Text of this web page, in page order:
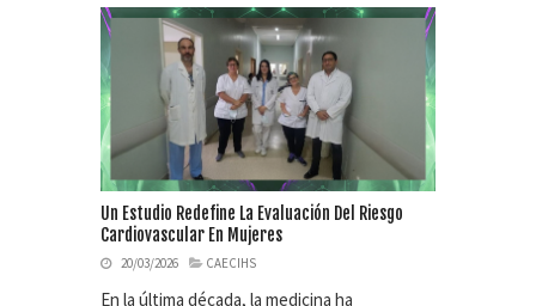
Un Estudio Redefine La Evaluación Del Riesgo
Cardiovascular En Mujeres
20/03/2026 CAECIHS
En la última década, la medicina ha